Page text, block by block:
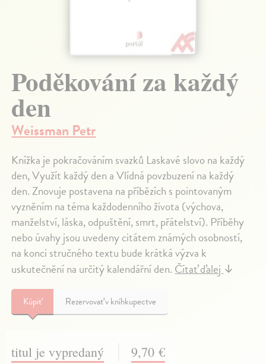
Poděkování za každý
den
Weissman Petr
Knížka je pokračováním svazků Laskavé slovo na každý
den, Využít každý den a Vlídná povzbuzení na každý
den. Znovuje postavena na příbězích s pointovaným
vyzněním na téma každodenního života (výchova,
manželství, láska, odpuštění, smrt, přátelství). Příběhy
nebo úvahy jsou uvedeny citátem známých osobností,
na konci stručného textu bude krátká výzva k
uskutečnění na určitý kalendářní den.Čítať ďalej↓
Kúpiť Rezervovať v kníhkupectve
titul je vypredaný 9,70 €